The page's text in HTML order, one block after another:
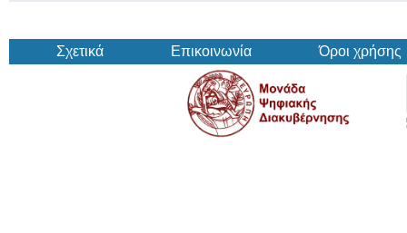
Σχετικά Επικοινωνία Όροι χρήσης